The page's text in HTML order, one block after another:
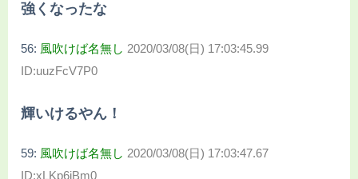
強くなったな
56: 風吹けば名無し 2020/03/08(日) 17:03:45.99
ID:uuzFcV7P0
輝いけるやん！
59: 風吹けば名無し 2020/03/08(日) 17:03:47.67
ID:xLKp6jBm0